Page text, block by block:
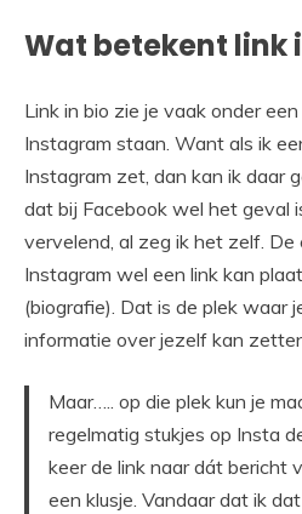
Wat betekent link
Link in bio zie je vaak onder
Instagram staan. Want als ik
Instagram zet, dan kan ik daar
dat bij Facebook wel het geval
vervelend, al zeg ik het zelf. De
Instagram wel een link kan
(biografie). Dat is de plek waar
informatie over jezelf kan
Maar….. op die plek kun je
regelmatig stukjes op Insta
keer de link naar dát bericht
een klusje. Vandaar dat ik